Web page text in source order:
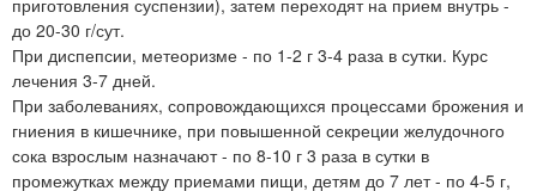
приготовления суспензии), затем переходят на прием внутрь -
до 20-30 г/сут.
При диспепсии, метеоризме - по 1-2 г 3-4 раза в сутки. Курс
лечения 3-7 дней.
При заболеваниях, сопровождающихся процессами брожения и
гниения в кишечнике, при повышенной секреции желудочного
сока взрослым назначают - по 8-10 г 3 раза в сутки в
промежутках между приемами пищи, детям до 7 лет - по 4-5 г,